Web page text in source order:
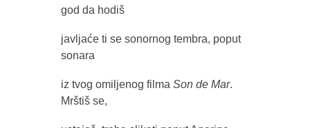
god da hodiš
javljaće ti se sonornog tembra, poput
sonara
iz tvog omiljenog filma Son de Mar.
Mrštiš se,